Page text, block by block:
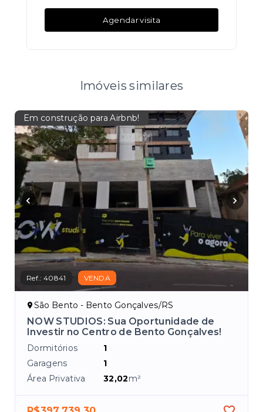
Agendar visita
Imóveis similares
Em construção para Airbnb!
Ref.:40841 VENDA
São Bento - Bento Gonçalves/RS
NOW STUDIOS: Sua Oportunidade de
Investir no Centro de Bento Gonçalves!
Dormitórios
1
Garagens
1
Área Privativa
32,02m²